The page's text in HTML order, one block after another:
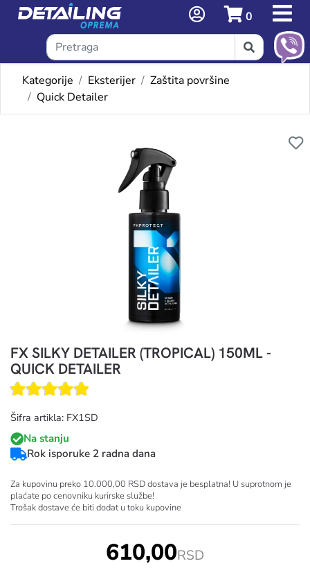
0
Kategorije Eksterijer
Zaštita površine
Quick Detailer
FX SILKY DETAILER (TROPICAL) 150ML -
QUICK DETAILER
Šifra artikla: FX1SD
Na stanju
Rok isporuke 2 radna dana
Za kupovinu preko 10.000,00 RSD dostava je besplatna! U suprotnom je
plaćate po cenovniku kurirske službe!
Trošak dostave će biti dodat u toku kupovine
610,00RSD
FX SILKY DETAILER